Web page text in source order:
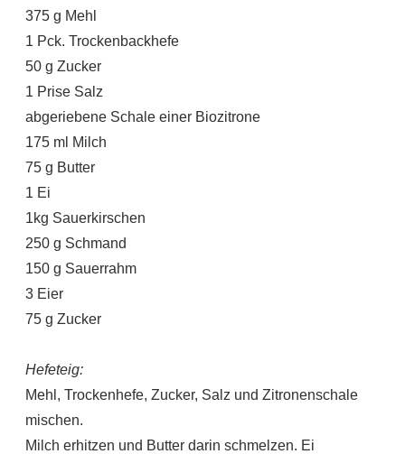
375 g Mehl
1 Pck. Trockenbackhefe
50 g Zucker
1 Prise Salz
abgeriebene Schale einer Biozitrone
175 ml Milch
75 g Butter
1 Ei
1kg Sauerkirschen
250 g Schmand
150 g Sauerrahm
3 Eier
75 g Zucker
Hefeteig:
Mehl, Trockenhefe, Zucker, Salz und Zitronenschale
mischen.
Milch erhitzen und Butter darin schmelzen. Ei